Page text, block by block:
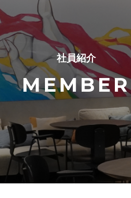
社員紹介
MEMBER